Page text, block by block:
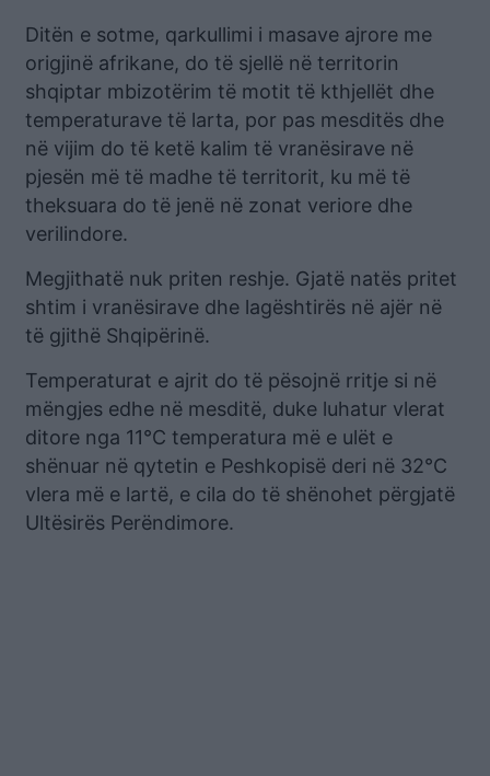
Ditën e sotme, qarkullimi i masave ajrore me
origjinë afrikane, do të sjellë në territorin
shqiptar mbizotërim të motit të kthjellët dhe
temperaturave të larta, por pas mesditës dhe
në vijim do të ketë kalim të vranësirave në
pjesën më të madhe të territorit, ku më të
theksuara do të jenë në zonat veriore dhe
verilindore.
Megjithatë nuk priten reshje. Gjatë natës pritet
shtim i vranësirave dhe lagështirës në ajër në
të gjithë Shqipërinë.
Temperaturat e ajrit do të pësojnë rritje si në
mëngjes edhe në mesditë, duke luhatur vlerat
ditore nga 11°C temperatura më e ulët e
shënuar në qytetin e Peshkopisë deri në 32°C
vlera më e lartë, e cila do të shënohet përgjatë
Ultësirës Perëndimore.